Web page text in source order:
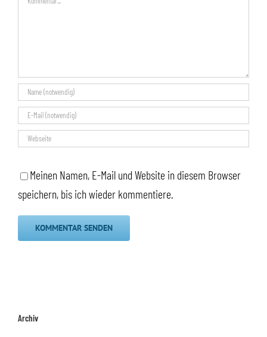
Meinen Namen, E-Mail und Website in diesem Browser
speichern, bis ich wieder kommentiere.
Archiv